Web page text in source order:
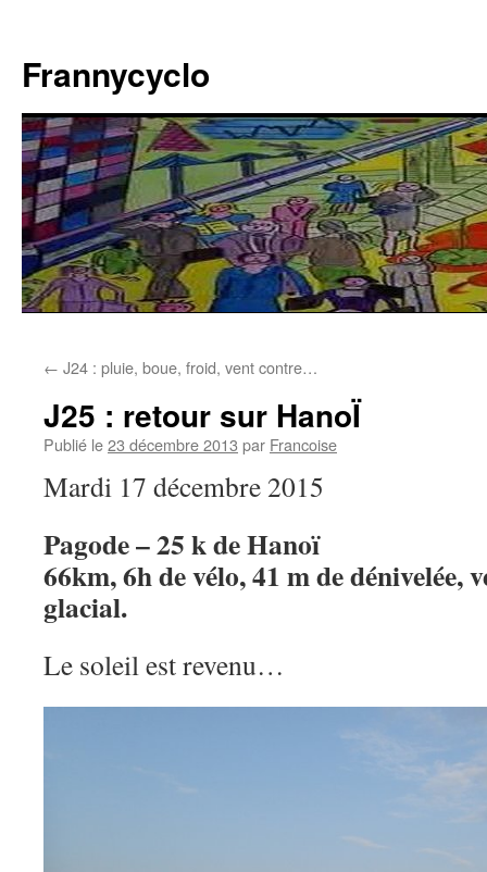
contenu
Frannycyclo
← J24 : pluie, boue, froid, vent contre…
J25 : retour sur HanoÏ
Publié le23 décembre 2013 par Francoise
Mardi 17 décembre 2015
Pagode – 25 k de Hanoï
66km, 6h de vélo, 41 m de dénivelée,
glacial.
Le soleil est revenu…